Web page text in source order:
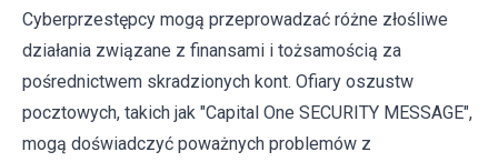
Cyberprzestępcy mogą przeprowadzać różne złośliwe
działania związane z finansami i tożsamością za
pośrednictwem skradzionych kont. Ofiary oszustw
pocztowych, takich jak "Capital One SECURITY MESSAGE",
mogą doświadczyć poważnych problemów z